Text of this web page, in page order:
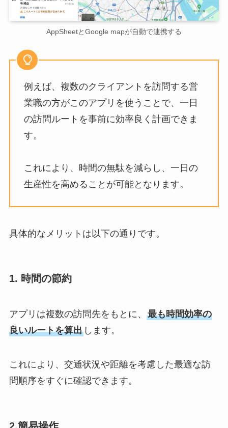
AppSheetとGoogle mapが自動で連携する
例えば、複数のクライアントを訪問する営
業職の方がこのアプリを使うことで、一日
の訪問ルートを事前に効率良く計画できま
す。
これにより、時間の無駄を減らし、一日の
生産性を高めることが可能となります。
具体的なメリットは以下の通りです。
1. 時間の節約
アプリは複数の訪問先をもとに、 最も時間効率の
良いルートを算出します。
これにより、交通状況や距離を考慮した最適な訪
問順序をすぐに確認できます。
2.簡易操作